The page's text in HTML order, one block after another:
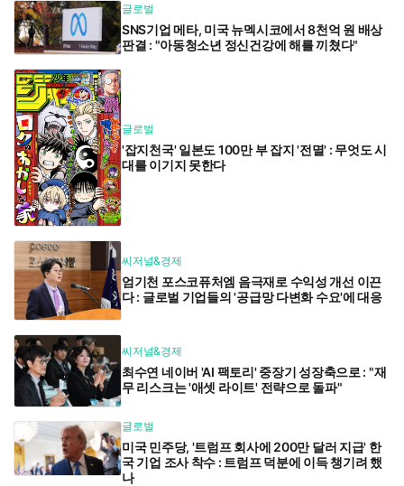
글로벌
SNS기업 메타, 미국 뉴멕시코에서 8천억 원 배상
판결 : "아동청소년 정신건강에 해를 끼쳤다"
글로벌
'잡지천국' 일본도 100만 부 잡지 '전멸' : 무엇도 시
대를 이기지 못한다
씨저널&경제
엄기천 포스코퓨처엠 음극재로 수익성 개선 이끈
다 : 글로벌 기업들의 '공급망 다변화 수요'에 대응
씨저널&경제
최수연 네이버 'AI 팩토리' 중장기 성장축으로 : "재
무 리스크는 '애셋 라이트' 전략으로 돌파"
글로벌
미국 민주당, '트럼프 회사에 200만 달러 지급' 한
국 기업 조사 착수 : 트럼프 덕분에 이득 챙기려 했
나